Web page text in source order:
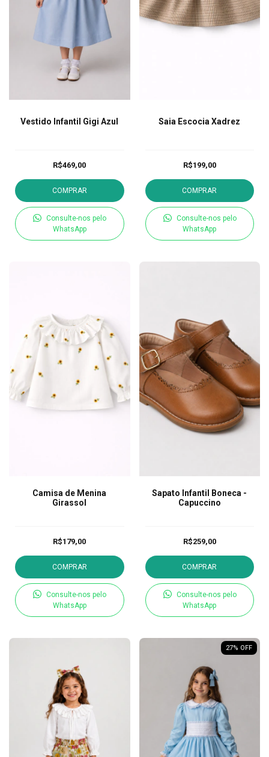
Vestido Infantil Gigi Azul
R$469,00
COMPRAR
Consulte-nos pelo
WhatsApp
Saia Escocia Xadrez
R$199,00
COMPRAR
Consulte-nos pelo
WhatsApp
Camisa de Menina
Girassol
R$179,00
COMPRAR
Consulte-nos pelo
WhatsApp
Sapato Infantil Boneca -
Capuccino
R$259,00
COMPRAR
Consulte-nos pelo
WhatsApp
27% OFF